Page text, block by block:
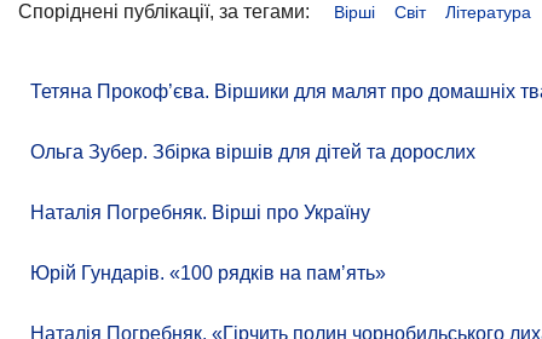
Споріднені публікації, за тегами: Вірші Світ Література
Тетяна Прокоф’єва. Віршики для малят про домашніх
Ольга Зубер. Збірка віршів для дітей та дорослих
Наталія Погребняк. Вірші про Україну
Юрій Гундарів. «100 рядків на памʼять»
Наталія Погребняк. «Гірчить полин чорнобильського